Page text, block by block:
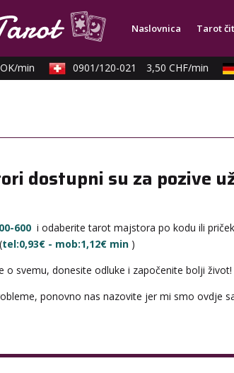
Naslovnica Tarot
min 0901/120-021 3,50 CHF/min
dostupni su za pozive
600 i odaberite tarot majstora po kodu ili
tel:0,93€ - mob:1,12€ min )
o svemu, donesite odluke i započenite bolji život!
ponovno nas nazovite jer mi smo ovdje